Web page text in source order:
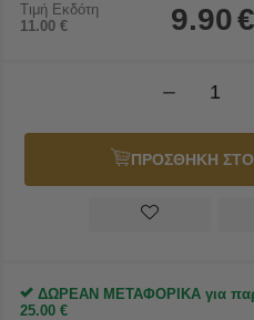
Τιμή Εκδότη
11.00 € 9.90€
−
ΠΡΟΣΘΗΚΗ
ΔΩΡΕΑΝ ΜΕΤΑΦΟΡΙΚΑ για
25.00 €